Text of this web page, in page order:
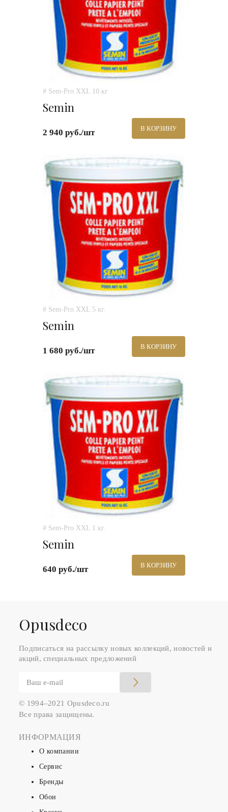
# Sem-Pro XXL 10 кг
Semin
2 940 руб./шт В КОРЗИНУ
# Sem-Pro XXL 5 кг.
Semin
1 680 руб./шт В КОРЗИНУ
# Sem-Pro XXL 1 кг.
Semin
640 руб./шт В КОРЗИНУ
Оpusdeco
Подписаться на рассылку новых коллекций, новостей и
акций, специальных предложений
© 1994–2021 Opusdeco.ru
Все права защищены.
ИНФОРМАЦИЯ
О компании
Сервис
Бренды
Обои